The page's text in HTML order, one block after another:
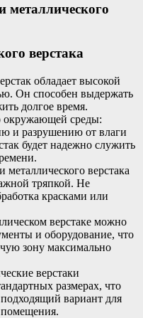
металлического
верстака
обладает высокой
Он способен выдержать
долгое время.
окружающей среды:
и разрушению от влаги
будет надежно служить
металлического верстака
тряпкой. Не
красками или
верстаке можно
и оборудование, что
зону максимально
верстаки
размерах, что
вариант для